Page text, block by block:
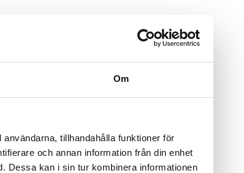
Om
tillhandahålla funktioner för
och annan information från din enhet
Dessa kan i sin tur kombinera informationen